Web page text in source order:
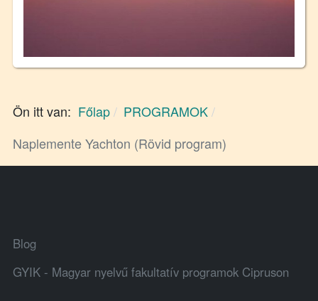
Ön itt van: Főlap
PROGRAMOK
Naplemente Yachton (Rövid program)
Blog
GYIK - Magyar nyelvű fakultatív programok Cipruson